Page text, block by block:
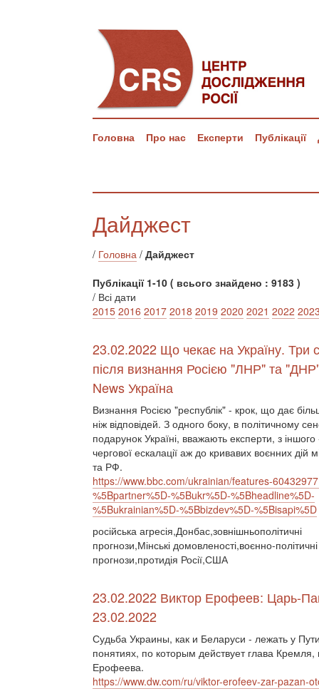
Головна Про нас Експерти Публікації
Дайджест
/ Головна / Дайджест
Публікації 1-10 ( всього знайдено : 9183 )
/ Всі дати
2015 2016 2017 2018 2019 2020 2021 2022
23.02.2022 Що чекає на Україну. Три
після визнання Росією "ЛНР" та
News Україна
Визнання Росією "республік" - крок, що дає
ніж відповідей. З одного боку, в політичному
подарунок Україні, вважають експерти, з іншого
чергової ескалації аж до кривавих воєнних дій
та РФ.
https://www.bbc.com/ukrainian/features-
%5Bpartner%5D-%5Bukr%5D-%5Bheadline%5D-
%5Bukrainian%5D-%5Bbizdev%5D-%5Bisapi%5D
російська агресія,Донбас,зовнішньополітичні
прогнози,Мінські домовленості,воєнно-політичні
прогнози,протидія Росії,США
23.02.2022 Виктор Ерофеев: Царь-
23.02.2022
Судьба Украины, как и Беларуси - лежать у
понятиях, по которым действует глава
Ерофеева.
https://www.dw.com/ru/viktor-erofeev-zar-pazan-